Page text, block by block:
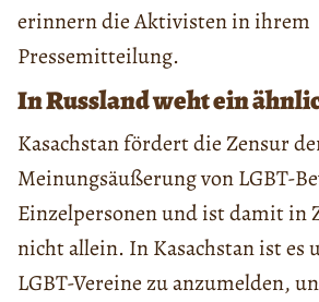
erinnern die Aktivisten in ihrem
Pressemitteilung.
In Russland weht ein
Kasachstan fördert die Zensur
Meinungsäußerung von LGBT-
Einzelpersonen und ist damit in
nicht allein. In Kasachstan ist es
LGBT-Vereine zu anzumelden,